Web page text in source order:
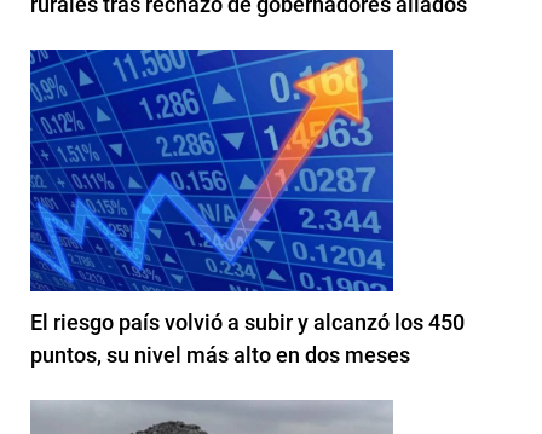
El riesgo país volvió a subir y alcanzó los 450
puntos, su nivel más alto en dos meses